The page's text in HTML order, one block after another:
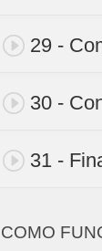
29 -
30 -
31 -
COMO